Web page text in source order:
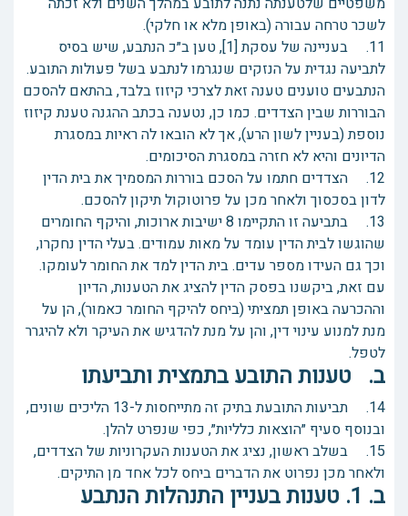
לשכר טרחה עבורה (באופן מלא או חלקי).
11. בעניינה של עסקת [1], טען ב״כ הנתבע, שיש בסיס
לתביעה נגדית על הנזקים שנגרמו לנתבע בשל פעולות התובע.
הנתבעים טוענים טענה זאת לצרכי קיזוז בלבד, בהתאם להסכם
הבוררות שבין הצדדים. כמו כן, נטענה בכתב ההגנה טענת קיזוז
נוספת (בעניין לשון הרע), אך לא הובאו לה ראיות במסגרת
הדיונים והיא לא חזרה במסגרת הסיכומים.
12. הצדדים חתמו על הסכם בוררות המסמיך את בית הדין
לדון בסכסוך ולאחר מכן על פרוטוקול תיקון להסכם.
13. בתביעה זו התקיימו 8 ישיבות ארוכות, והיקף החומרים
שהוגשו לבית הדין עומד על מאות עמודים. בעלי הדין נחקרו,
וכך גם העידו מספר עדים. בית הדין למד את החומר לעומקו.
עם זאת, ביקשנו בפסק הדין להציג את הטענות, הדיון
וההכרעה באופן תמציתי (ביחס להיקף החומר כאמור), הן על
מנת למנוע עינוי דין, והן על מנת להדגיש את העיקר ולא להיגרר
לטפל.
ב. טענות התובע בתמצית ותביעתו
14. תביעות התובעת בתיק זה מתייחסות ל-13 הליכים שונים,
ובנוסף סעיף ״הוצאות כלליות״, כפי שנפרט להלן.
15. בשלב ראשון, נציג את הטענות העקרוניות של הצדדים,
ולאחר מכן נפרוט את הדברים ביחס לכל אחד מן התיקים.
ב. 1. טענות בעניין התנהלות הנתבע